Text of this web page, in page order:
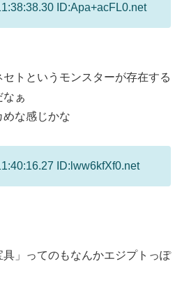
ID:Apa+acFL0.net
トというモンスターが存在する
なぁ
な感じかな
ID:lww6kfXf0.net
」ってのもなんかエジプトっぽ